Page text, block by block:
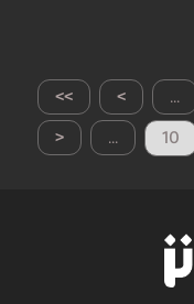
>> > ...
10
...
<